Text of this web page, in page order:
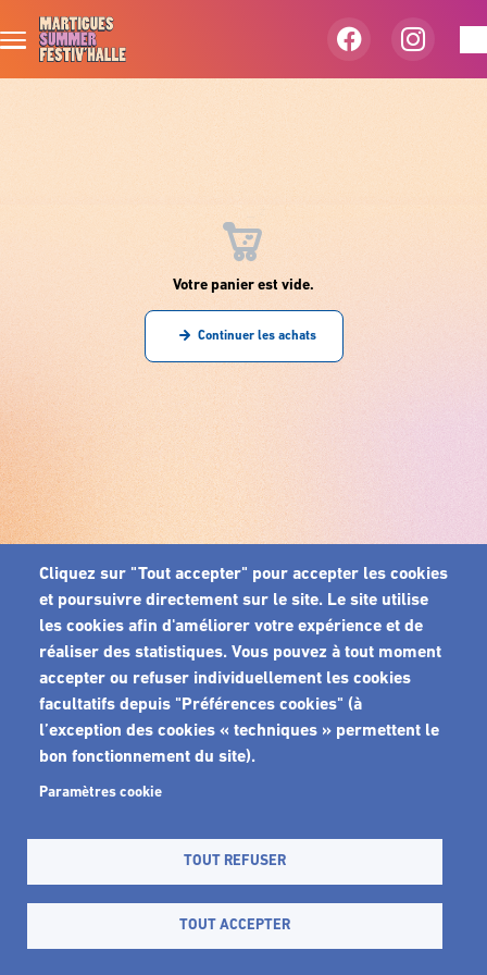
Aller au contenu principal
Votre panier est vide.
Continuer les achats
Cliquez sur "Tout accepter" pour accepter les cookies
et poursuivre directement sur le site. Le site utilise
les cookies afin d'améliorer votre expérience et de
réaliser des statistiques. Vous pouvez à tout moment
accepter ou refuser individuellement les cookies
facultatifs depuis "Préférences cookies" (à
l’exception des cookies « techniques » permettent le
bon fonctionnement du site).
Paramètres cookie
TOUT REFUSER
TOUT ACCEPTER